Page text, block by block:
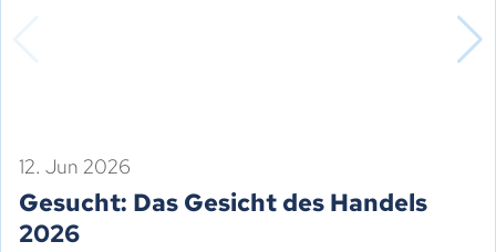
12. Jun 2026
Gesucht: Das Gesicht des Handels
2026